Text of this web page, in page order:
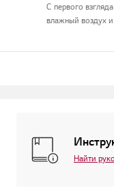
С первого
влажный воздух
Найти